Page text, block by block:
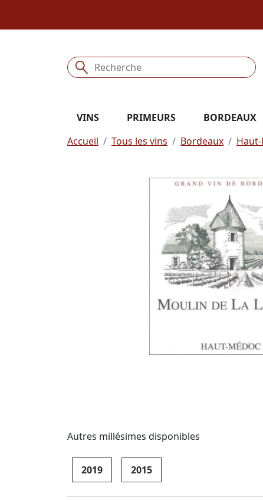
VINS PRIMEURS BORDEAUX
Accueil
Tous les vins Bordeaux
Autres millésimes disponibles
2019 2015